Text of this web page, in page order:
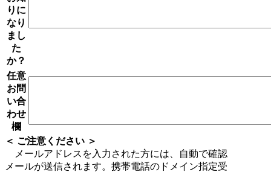
りに
なり
まし
た
か？
任意
お問
い合
わせ
欄
＜ ご注意ください ＞
メールアドレスを入力された方には、自動で確認
メールが送信されます。携帯電話のドメイン指定受